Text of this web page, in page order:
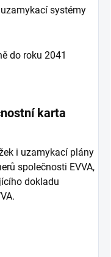
systémy
do roku 2041
karta
i uzamykací plány
společnosti EVVA,
dokladu